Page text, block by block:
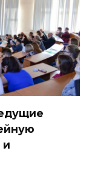
и